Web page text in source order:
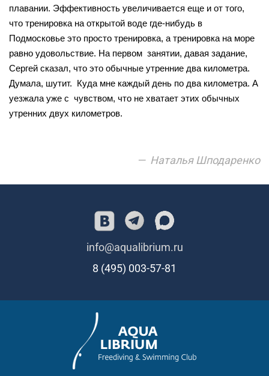
плавании. Эффективность увеличивается еще и от того,
что тренировка на открытой воде где-нибудь в
Подмосковье это просто тренировка, а тренировка на море
равно удовольствие. На первом занятии, давая задание,
Сергей сказал, что это обычные утренние два километра.
Думала, шутит. Куда мне каждый день по два километра. А
уезжала уже с чувством, что не хватает этих обычных
утренних двух километров.
Наталья Шподаренко
info@aqualibrium.ru
8 (495) 003-57-81